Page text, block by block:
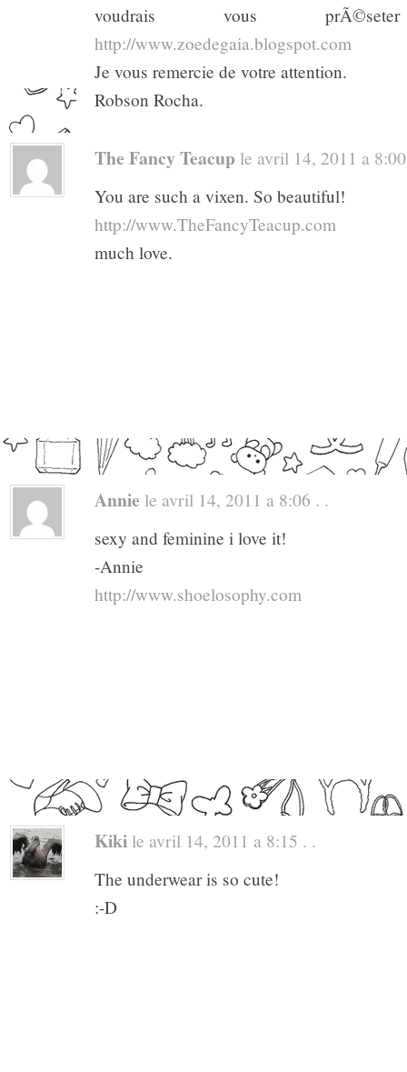
voudrais vous
http://www.zoedegaia.blogspot.com
Je vous remercie de votre attention.
Robson Rocha.
The Fancy Teacup le avril 14, 2011 a
You are such a vixen. So beautiful!
http://www.TheFancyTeacup.com
much love.
Annie le avril 14, 2011 a 8:06 . .
sexy and feminine i love it!
-Annie
http://www.shoelosophy.com
Kiki le avril 14, 2011 a 8:15 . .
The underwear is so cute!
:-D